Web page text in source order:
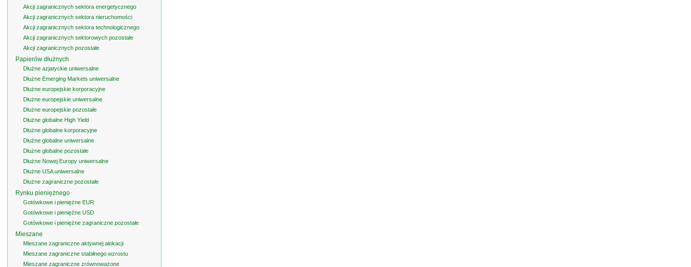
Akcji zagranicznych sektora energetycznego
Akcji zagranicznych sektora nieruchomości
Akcji zagranicznych sektora technologicznego
Akcji zagranicznych sektorowych pozostałe
Akcji zagranicznych pozostałe
Papierów dłużnych
Dłużne azjatyckie uniwersalne
Dłużne Emerging Markets uniwersalne
Dłużne europejskie korporacyjne
Dłużne europejskie uniwersalne
Dłużne europejskie pozostałe
Dłużne globalne High Yield
Dłużne globalne korporacyjne
Dłużne globalne uniwersalne
Dłużne globalne pozostałe
Dłużne Nowej Europy uniwersalne
Dłużne USA uniwersalne
Dłużne zagraniczne pozostałe
Rynku pieniężnego
Gotówkowe i pieniężne EUR
Gotówkowe i pieniężne USD
Gotówkowe i pieniężne zagraniczne pozostałe
Mieszane
Mieszane zagraniczne aktywnej alokacji
Mieszane zagraniczne stabilnego wzrostu
Mieszane zagraniczne zrównoważone